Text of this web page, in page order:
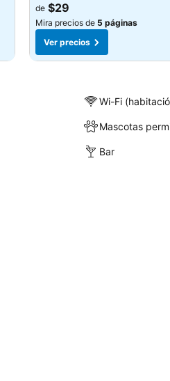
de $29
Mira precios de 5 páginas
Ver precios
Wi-Fi
Mascotas
Bar